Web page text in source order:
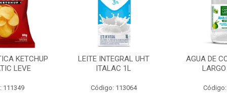
KETCHUP
LEVE
111349
LEITE INTEGRAL UHT
ITALAC 1L
Código: 113064
AGUA DE
Código: